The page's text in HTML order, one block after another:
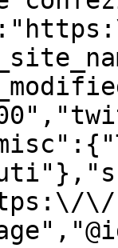
\/